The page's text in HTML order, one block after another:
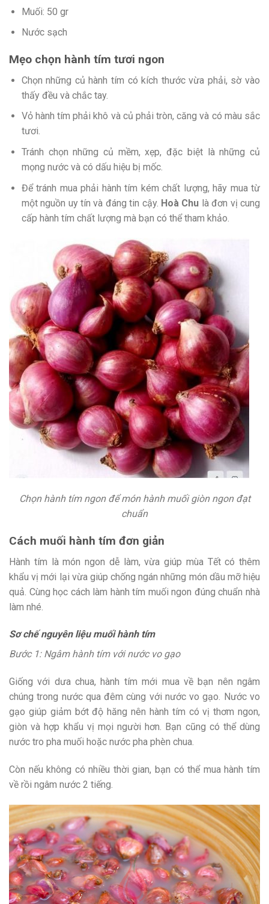
Muối: 50 gr
Nước sạch
Mẹo chọn hành tím tươi ngon
Chọn những củ hành tím có kích thước vừa phải, sờ vào
thấy đều và chắc tay.
Vỏ hành tím phải khô và củ phải tròn, căng và có màu sắc
tươi.
Tránh chọn những củ mềm, xẹp, đặc biệt là những củ
mọng nước và có dấu hiệu bị mốc.
Để tránh mua phải hành tím kém chất lượng, hãy mua từ
một nguồn uy tín và đáng tin cậy. Hoà Chu là đơn vị cung
cấp hành tím chất lượng mà bạn có thể tham khảo.
Chọn hành tím ngon để món hành muối giòn ngon đạt
chuẩn
Cách muối hành tím đơn giản
Hành tím là món ngon dễ làm, vừa giúp mùa Tết có thêm
khẩu vị mới lại vừa giúp chống ngán những món dầu mỡ hiệu
quả. Cùng học cách làm hành tím muối ngon đúng chuẩn nhà
làm nhé.
Sơ chế nguyên liệu muối hành tím
Bước 1: Ngâm hành tím với nước vo gạo
Giống với dưa chua, hành tím mới mua về bạn nên ngâm
chúng trong nước qua đêm cùng với nước vo gạo. Nước vo
gạo giúp giảm bớt độ hăng nên hành tím có vị thơm ngon,
giòn và hợp khẩu vị mọi người hơn. Bạn cũng có thể dùng
nước tro pha muối hoặc nước pha phèn chua.
Còn nếu không có nhiều thời gian, bạn có thể mua hành tím
về rồi ngâm nước 2 tiếng.